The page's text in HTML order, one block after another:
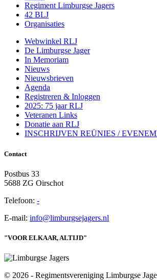
Regiment Limburgse Jagers
42 BLJ
Organisaties
Webwinkel RLJ
De Limburgse Jager
In Memoriam
Nieuws
Nieuwsbrieven
Agenda
Registreren & Inloggen
2025: 75 jaar RLJ
Veteranen Links
Donatie aan RLJ
INSCHRIJVEN REÜNIES /
Contact
Postbus 33
5688 ZG Oirschot
Telefoon: -
E-mail: info@limburgsejagers.nl
"VOOR ELKAAR, ALTIJD"
© 2026 - Regimentsvereniging Limburgse